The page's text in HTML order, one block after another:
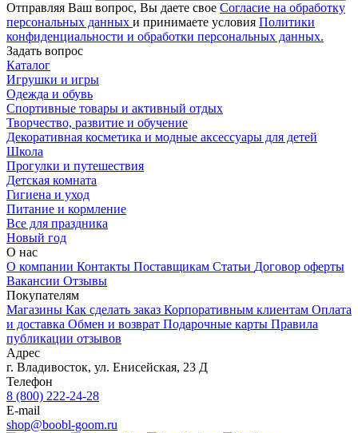
Отправляя Ваш вопрос, Вы даете свое Согласие на обработку
персональных данных и принимаете условия Политики
конфиденциальности и обработки персональных данных.
Задать вопрос
Каталог
Игрушки и игры
Одежда и обувь
Спортивные товары и активный отдых
Творчество, развитие и обучение
Декоративная косметика и модные аксессуары для детей
Школа
Прогулки и путешествия
Детская комната
Гигиена и уход
Питание и кормление
Все для праздника
Новый год
О нас
О компании Контакты Поставщикам Статьи Договор оферты
Вакансии Отзывы
Покупателям
Магазины Как сделать заказ Корпоративным клиентам Оплата
и доставка Обмен и возврат Подарочные карты Правила
публикации отзывов
Адрес
г. Владивосток, ул. Енисейская, 23 Д
Телефон
8 (800) 222-24-28
E-mail
shop@boobl-goom.ru